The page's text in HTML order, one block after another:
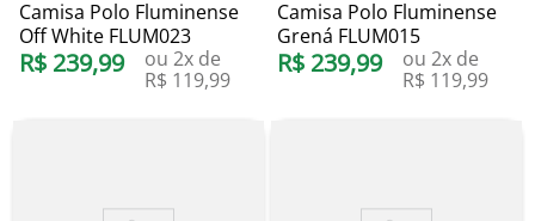
Camisa Polo Fluminense
Off White FLUM023
R$ 239,99 ou 2x de
R$ 119,99
Camisa Polo Fluminense
Grená FLUM015
R$ 239,99 ou 2x de
R$ 119,99